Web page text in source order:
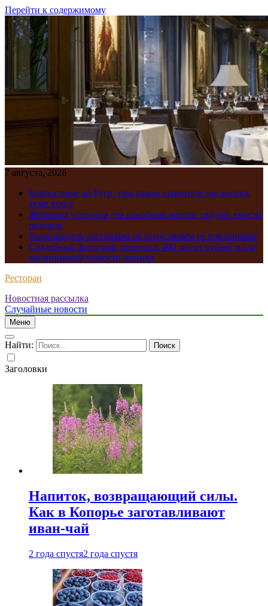
Перейти к содержимому
7 августа, 2026
Крепостные на Руси: при каком правителе им жилось
хуже всего
Женщина устроила для покойной матери свадьбу вместо
похорон
Порномодель рассказала об испугавшем ее поклоннике
Свадебный фотограф лишилась 400 тысяч рублей из-за
заклинившей челюсти жениха
Ресторан
Новостная рассылка
Случайные новости
Меню
Найти:
Заголовки
Напиток, возвращающий силы.
Как в Копорье заготавливают
иван-чай
2 года спустя2 года спустя